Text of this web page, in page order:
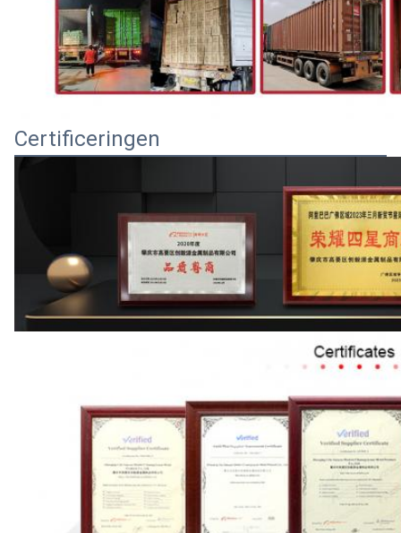
Certificeringen